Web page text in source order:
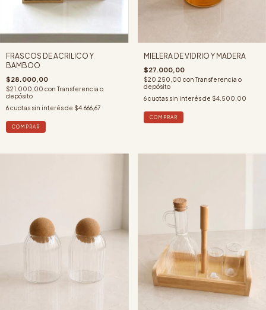
FRASCOS DE ACRILICO Y
BAMBOO
$28.000,00
$21.000,00 con Transferencia o
depósito
6cuotas sin interés de $4.666,67
COMPRAR
MIELERA DE VIDRIO Y MADERA
$27.000,00
$20.250,00 con Transferencia o
depósito
6 cuotas sin interés de $4.500,00